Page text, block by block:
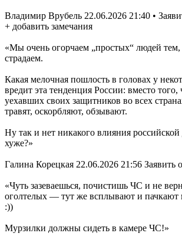
Владимир Врубель 22.06.2026 21:40 •
+ добавить замечания
«Мы очень огорчаем „простых“ людей тем,
страдаем.
Какая мелочная пошлость в головах у
вредит эта тенденция России: вместо того,
уехавших своих защитников во всех
травят, оскорбляют, обзывают.
Ну так и нет никакого влияния
хуже?»
Галина Корецкая 22.06.2026 21:56 Заявить
«Чуть зазеваешься, почистишь ЧС и не
оголтелых — тут же всплывают и пачкают
:))
Мурзилки должны сидеть в камере ЧС!»